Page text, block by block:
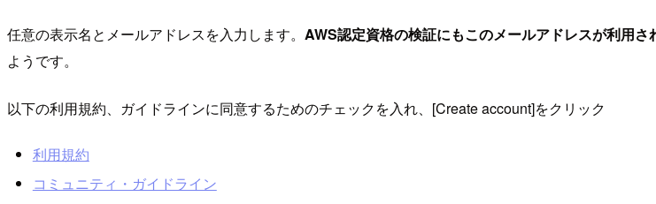
任意の表示名とメールアドレスを入力します。 AWS認定資格の検証にもこのメールアドレスが利用さ
ようです。
以下の利用規約、ガイドラインに同意するためのチェックを入れ、[Create account]をクリック
利用規約
コミュニティ・ガイドライン